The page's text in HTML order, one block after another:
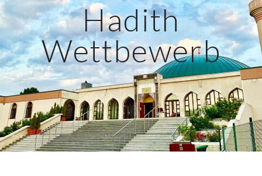
Hadith
Wettbewerb